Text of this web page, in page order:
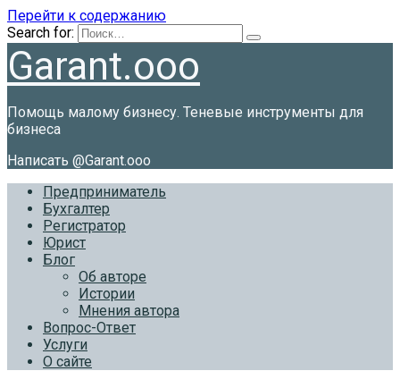
Перейти к содержанию
Search for:
Garant.ooo
Помощь малому бизнесу. Теневые инструменты для
бизнеса
Написать @Garant.ooo
Предприниматель
Бухгалтер
Регистратор
Юрист
Блог
Об авторе
Истории
Мнения автора
Вопрос-Ответ
Услуги
О сайте